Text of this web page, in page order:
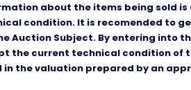
about the items being sold
condition. It is recomended to
Auction Subject. By entering into
the current technical condition of
the valuation prepared by an